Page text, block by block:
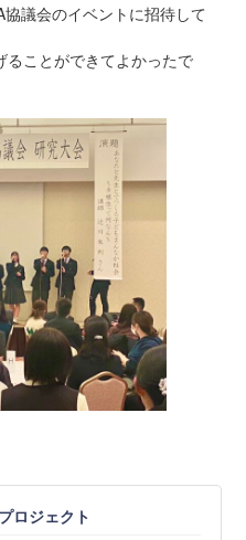
:
議会のイベントに招待して
ることができてよかったで
ロジェクト